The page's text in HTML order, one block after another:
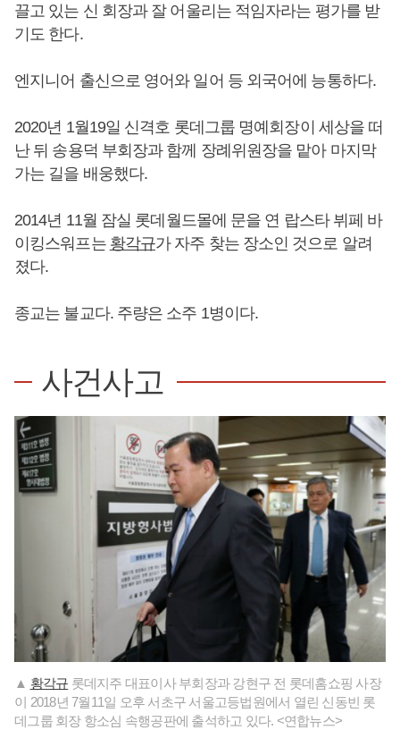
끌고 있는 신 회장과 잘 어울리는 적임자라는 평가를 받
기도 한다.
엔지니어 출신으로 영어와 일어 등 외국어에 능통하다.
2020년 1월19일 신격호 롯데그룹 명예회장이 세상을 떠
난 뒤 송용덕 부회장과 함께 장례위원장을 맡아 마지막
가는 길을 배웅했다.
2014년 11월 잠실 롯데월드몰에 문을 연 랍스타 뷔페 바
이킹스워프는 황각규가 자주 찾는 장소인 것으로 알려
졌다.
종교는 불교다. 주량은 소주 1병이다.
사건사고
▲ 황각규 롯데지주 대표이사 부회장과 강현구 전 롯데홈쇼핑 사장
이 2018년 7월11일 오후 서초구 서울고등법원에서 열린 신동빈 롯
데그룹 회장 항소심 속행공판에 출석하고 있다. <연합뉴스>